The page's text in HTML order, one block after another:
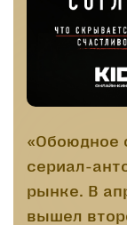
«Обоюдное
сериал-
рынке. В
вышел